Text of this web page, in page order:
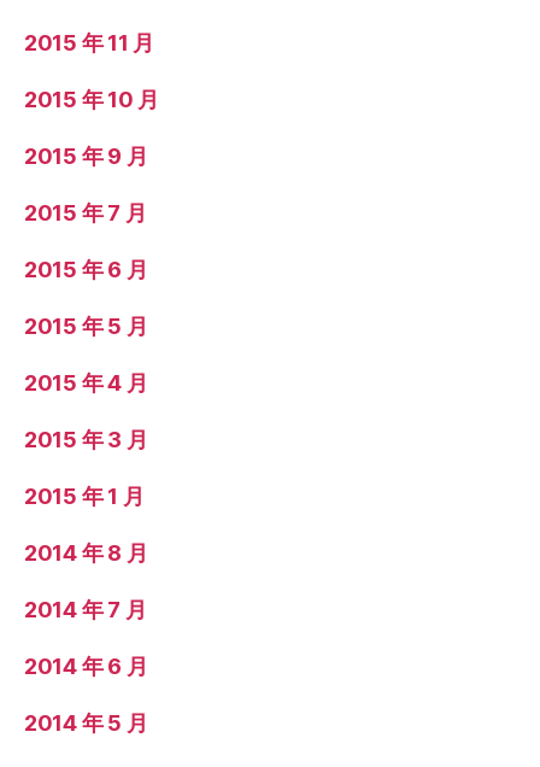
2015 年 11 月
2015 年 10 月
2015 年 9 月
2015 年 7 月
2015 年 6 月
2015 年 5 月
2015 年 4 月
2015 年 3 月
2015 年 1 月
2014 年 8 月
2014 年 7 月
2014 年 6 月
2014 年 5 月